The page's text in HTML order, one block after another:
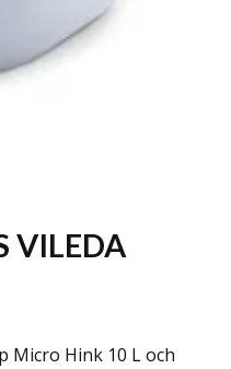
VILEDA
Micro Hink 10 L och